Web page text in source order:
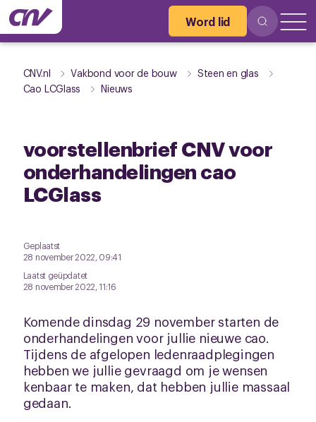
Word lid
CNV.nl Vakbond voor de bouw
Steen en glas
Cao LCGlass
Nieuws
voorstellenbrief CNV voor
onderhandelingen cao
LCGlass
Geplaatst
28 november 2022, 09:41
Laatst geüpdatet
28 november 2022, 11:16
Komende dinsdag 29 november starten de
onderhandelingen voor jullie nieuwe cao.
Tijdens de afgelopen ledenraadplegingen
hebben we jullie gevraagd om je wensen
kenbaar te maken, dat hebben jullie massaal
gedaan.